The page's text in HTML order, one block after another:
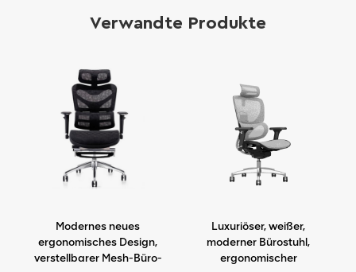
Verwandte Produkte
Modernes neues
ergonomisches Design,
verstellbarer Mesh-Büro-
Luxuriöser, weißer,
moderner Bürostuhl,
ergonomischer